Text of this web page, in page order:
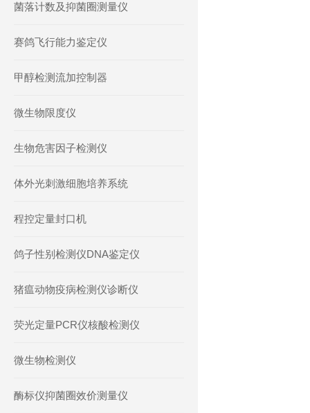
菌落计数及抑菌圈测量仪
赛鸽飞行能力鉴定仪
甲醇检测流加控制器
微生物限度仪
生物危害因子检测仪
体外光刺激细胞培养系统
程控定量封口机
鸽子性别检测仪DNA鉴定仪
猪瘟动物疫病检测仪诊断仪
荧光定量PCR仪核酸检测仪
微生物检测仪
酶标仪抑菌圈效价测量仪